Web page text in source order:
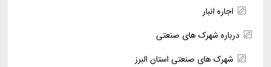
اجاره انبار
درباره شهرک های صنعتی
شهرک های صنعتی استان البرز